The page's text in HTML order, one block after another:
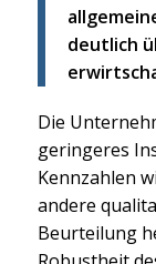
deutlich
Die
geringeres
Kennzahlen
andere
Beurteilung